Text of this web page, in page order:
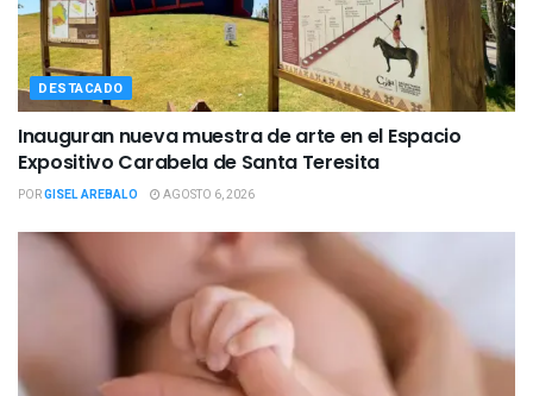
DESTACADO
Inauguran nueva muestra de arte en el Espacio
Expositivo Carabela de Santa Teresita
PORGISEL AREBALO AGOSTO 6, 2026